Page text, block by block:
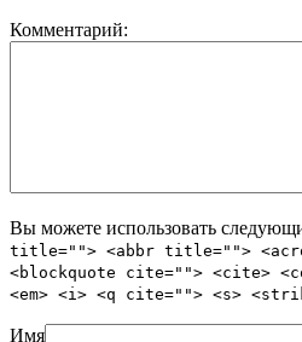
Комментарий:
Вы можете использовать
title=""> <abbr title="">
<blockquote cite=""> <cite>
<em> <i> <q cite=""> <s>
Имя